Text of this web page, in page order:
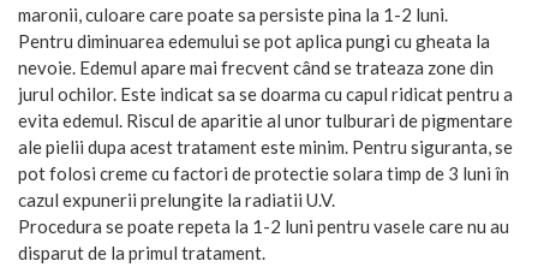
maronii, culoare care poate sa persiste pina la 1-2 luni.
Pentru diminuarea edemului se pot aplica pungi cu gheata la
nevoie. Edemul apare mai frecvent când se trateaza zone din
jurul ochilor. Este indicat sa se doarma cu capul ridicat pentru a
evita edemul. Riscul de aparitie al unor tulburari de pigmentare
ale pielii dupa acest tratament este minim. Pentru siguranta, se
pot folosi creme cu factori de protectie solara timp de 3 luni în
cazul expunerii prelungite la radiatii U.V.
Procedura se poate repeta la 1-2 luni pentru vasele care nu au
disparut de la primul tratament.